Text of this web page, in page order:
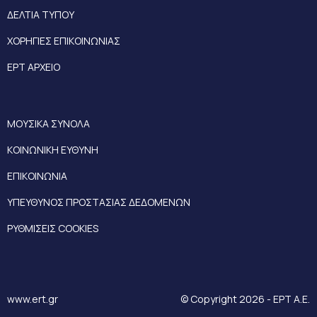
ΔΕΛΤΙΑ ΤΥΠΟΥ
ΧΟΡΗΓΙΕΣ ΕΠΙΚΟΙΝΩΝΙΑΣ
ΕΡΤ ΑΡΧΕΙΟ
ΜΟΥΣΙΚΑ ΣΥΝΟΛΑ
ΚΟΙΝΩΝΙΚΗ ΕΥΘΥΝΗ
ΕΠΙΚΟΙΝΩΝΙΑ
ΥΠΕΥΘΥΝΟΣ ΠΡΟΣΤΑΣΙΑΣ ΔΕΔΟΜΕΝΩΝ
ΡΥΘΜΙΣΕΙΣ COOKIES
www.ert.gr © Copyright 2026 - ΕΡΤ Α.Ε.